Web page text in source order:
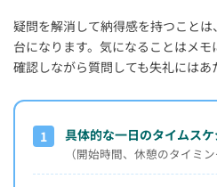
疑問を解消して納得感を持つこと
台になります。気になることはメ
確認しながら質問しても失礼にはあ
1 具体的な一日のタイムス
（開始時間、休憩のタイミン